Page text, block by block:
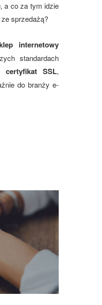
a co za tym idzie
sprzedażą?
internetowy
standardach
certyfikat SSL,
do branży e-